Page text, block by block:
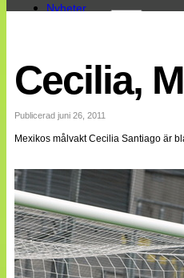
Nyheter
Landslaget
EM 2013
Internationellt
Bildreportage
Bloggar
Webb-TV
Cuper
Medlemsbilder
Till klubbkassan
NÄTverket
Split vision
Om oss
Cecilia,
Publicerad juni 26, 2011
Mexikos målvakt Cecilia Santiago är